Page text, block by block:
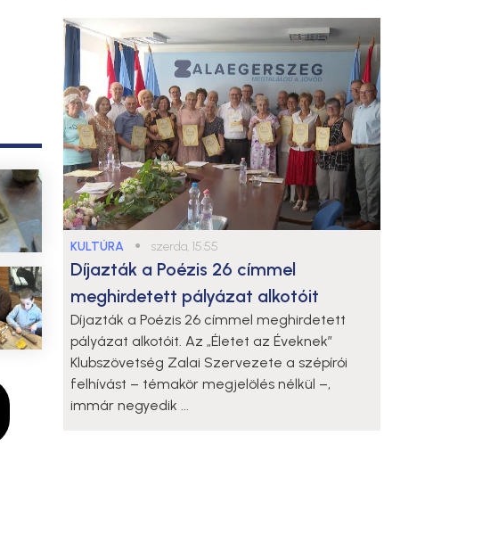
KULTÚRA ● szerda, 15:55
Díjazták a Poézis 26 címmel
meghirdetett pályázat alkotóit
Díjazták a Poézis 26 címmel meghirdetett
pályázat alkotóit. Az „Életet az Éveknek”
Klubszövetség Zalai Szervezete a szépírói
felhívást – témakör megjelölés nélkül –,
immár negyedik ...